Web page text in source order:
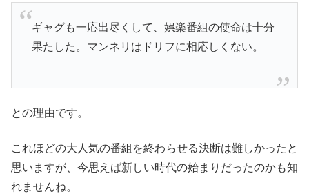
ギャグも一応出尽くして、娯楽番組の使命は十分
果たした。マンネリはドリフに相応しくない。
との理由です。
これほどの大人気の番組を終わらせる決断は難しかったと
思いますが、今思えば新しい時代の始まりだったのかも知
れませんね。